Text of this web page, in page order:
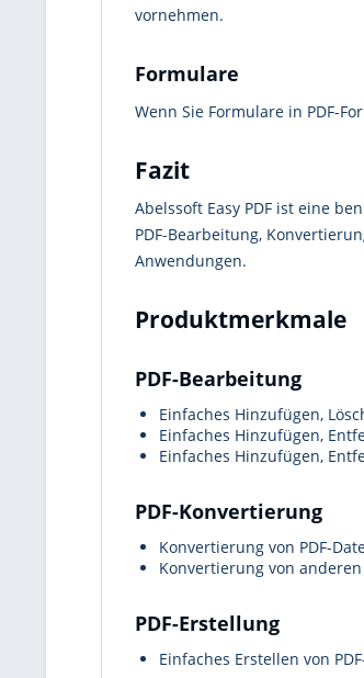
vornehmen.
Formulare
Wenn Sie Formulare in PDF-
Fazit
Abelssoft Easy PDF ist eine
PDF-Bearbeitung,
Anwendungen.
Produktmerkmale
PDF-Bearbeitung
Einfaches Hinzufügen,
Einfaches Hinzufügen,
Einfaches Hinzufügen,
PDF-Konvertierung
Konvertierung von PDF-
Konvertierung von
PDF-Erstellung
Einfaches Erstellen von